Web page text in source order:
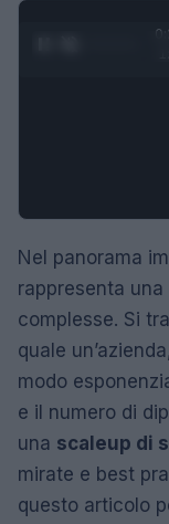
Nel panorama
rappresenta
complesse. Si
quale
modo
e il numero di
una scaleup di
mirate e best
questo articolo